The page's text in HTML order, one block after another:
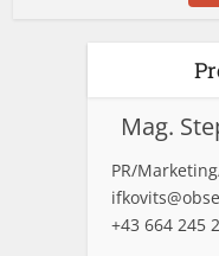
Mag.
PR/
+43 664 245